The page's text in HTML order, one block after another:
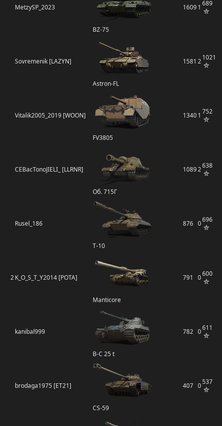
MetzySP_2023
BZ-75
16091 689
Sovremenik [LAZYN]
Astron-FL
1581 21021
Vitalik2005_2019 [WOON]
FV3805
13401 752
CEBacTonoJIELI_ [LLRNR]
Об. 715Г
10892638
Rusel_186
Т-10
876 0696
2K_O_S_T_Y2014 [POTA]
Manticore
791 0600
kanibal999
B-C 25 t
782 0611
brodaga1975 [ET21]
CS-59
407 0537